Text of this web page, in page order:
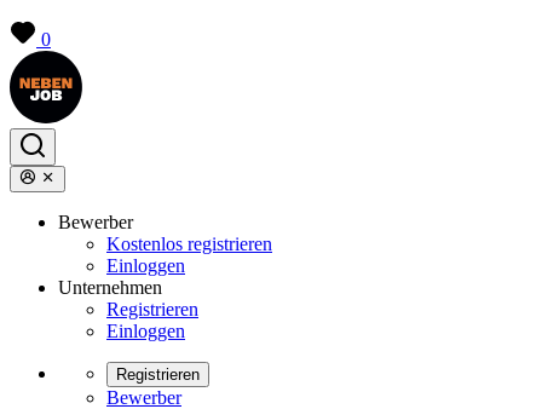
0
Bewerber
Kostenlos registrieren
Einloggen
Unternehmen
Registrieren
Einloggen
Registrieren
Bewerber